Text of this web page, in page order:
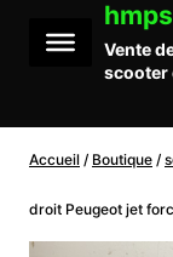
contenu
Vente
scooter
Accueil / Boutique /
droit Peugeot jet